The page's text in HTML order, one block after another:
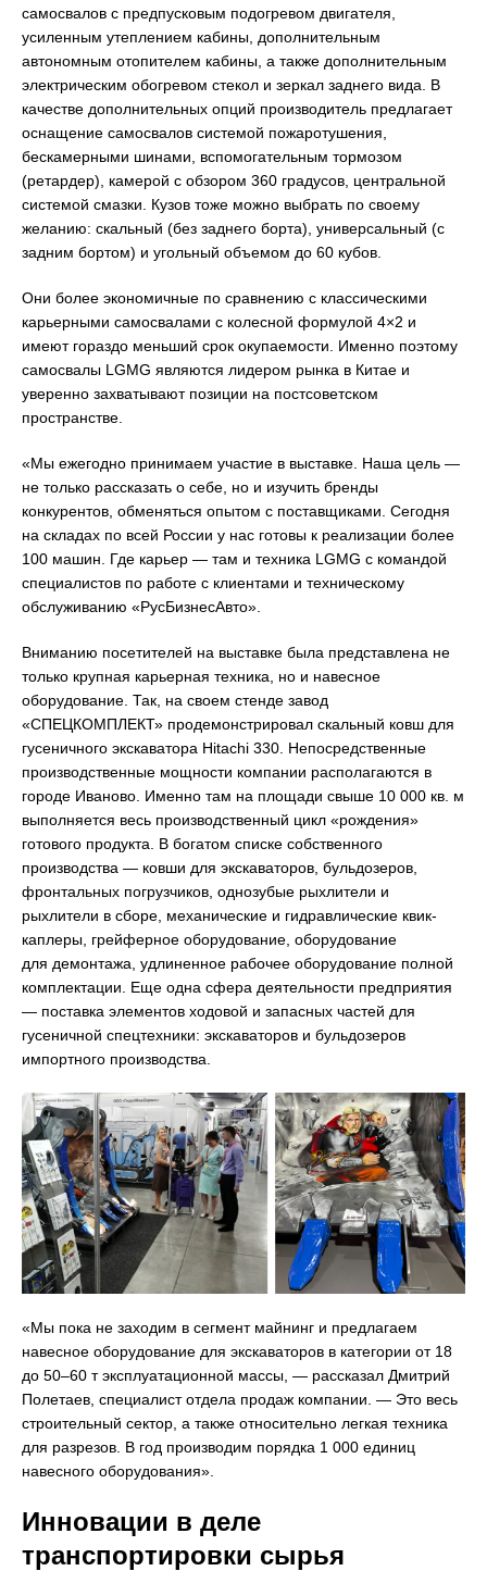
самосвалов с предпусковым подогревом двигателя,
усиленным утеплением кабины, дополнительным
автономным отопителем кабины, а также дополнительным
электрическим обогревом стекол и зеркал заднего вида. В
качестве дополнительных опций производитель предлагает
оснащение самосвалов системой пожаротушения,
бескамерными шинами, вспомогательным тормозом
(ретардер), камерой с обзором 360 градусов, центральной
системой смазки. Кузов тоже можно выбрать по своему
желанию: скальный (без заднего борта), универсальный (с
задним бортом) и угольный объемом до 60 кубов.
Они более экономичные по сравнению с классическими
карьерными самосвалами с колесной формулой 4×2 и
имеют гораздо меньший срок окупаемости. Именно поэтому
самосвалы LGMG являются лидером рынка в Китае и
уверенно захватывают позиции на постсоветском
пространстве.
«Мы ежегодно принимаем участие в выставке. Наша цель —
не только рассказать о себе, но и изучить бренды
конкурентов, обменяться опытом с поставщиками. Сегодня
на складах по всей России у нас готовы к реализации более
100 машин. Где карьер — там и техника LGMG с командой
специалистов по работе с клиентами и техническому
обслуживанию «РусБизнесАвто».
Вниманию посетителей на выставке была представлена не
только крупная карьерная техника, но и навесное
оборудование. Так, на своем стенде завод
«СПЕЦКОМПЛЕКТ» продемонстрировал скальный ковш для
гусеничного экскаватора Hitachi 330. Непосредственные
производственные мощности компании располагаются в
городе Иваново. Именно там на площади свыше 10 000 кв. м
выполняется весь производственный цикл «рождения»
готового продукта. В богатом списке собственного
производства — ковши для экскаваторов, бульдозеров,
фронтальных погрузчиков, однозубые рыхлители и
рыхлители в сборе, механические и гидравлические квик-
каплеры, грейферное оборудование, оборудование
для демонтажа, удлиненное рабочее оборудование полной
комплектации. Еще одна сфера деятельности предприятия
— поставка элементов ходовой и запасных частей для
гусеничной спецтехники: экскаваторов и бульдозеров
импортного производства.
«Мы пока не заходим в сегмент майнинг и предлагаем
навесное оборудование для экскаваторов в категории от 18
до 50–60 т эксплуатационной массы, — рассказал Дмитрий
Полетаев, специалист отдела продаж компании. — Это весь
строительный сектор, а также относительно легкая техника
для разрезов. В год производим порядка 1 000 единиц
навесного оборудования».
Инновации в деле
транспортировки сырья